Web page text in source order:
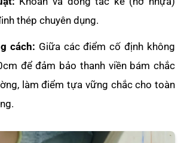
thép chuyên dụng.
cách: Giữa các điểm cố định không
để đảm bảo thanh viền bám chắc
làm điểm tựa vững chắc cho toàn